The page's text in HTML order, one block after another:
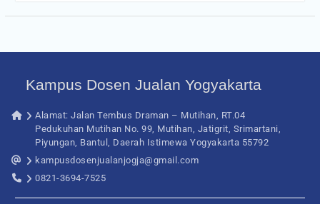
Kampus Dosen Jualan Yogyakarta
Alamat: Jalan Tembus Draman – Mutihan, RT.04
Pedukuhan Mutihan No. 99, Mutihan, Jatigrit, Srimartani,
Piyungan, Bantul, Daerah Istimewa Yogyakarta 55792
kampusdosenjualanjogja@gmail.com
0821-3694-7525